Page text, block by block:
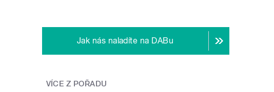
Jak nás naladíte na DABu
VÍCE Z POŘADU